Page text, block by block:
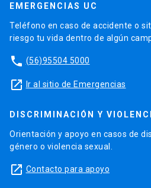
EMERGENCIAS UC
Teléfono en caso de accidente o
riesgo tu vida dentro de algún
phone (56)95504 5000
launch Ir al sitio de Emergencias
DISCRIMINACIÓN Y
Orientación y apoyo en casos de
género o violencia sexual.
launch Contacto para apoyo